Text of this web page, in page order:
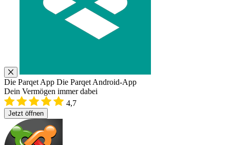
Die Parqet App Die Parqet Android-App
Dein Vermögen immer dabei
4,7
Jetzt öffnen